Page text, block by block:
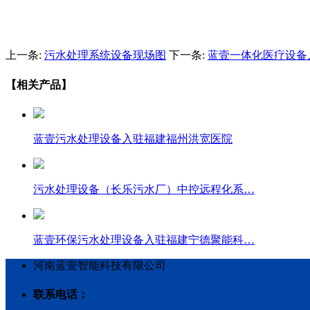
上一条: 污水处理系统设备现场图 下一条: 蓝壹一体化医疗设
【相关产品】
蓝壹污水处理设备入驻福建福州洪宽医院
污水处理设备（长乐污水厂）中控远程化系…
蓝壹环保污水处理设备入驻福建宁德聚能科…
河南蓝壹智能科技有限公司
联系电话：